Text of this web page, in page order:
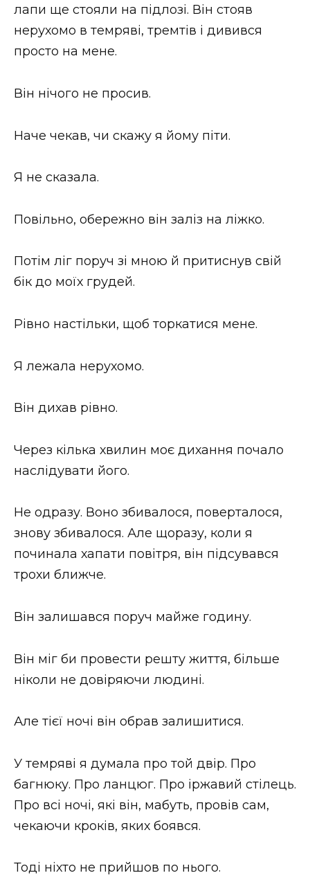
лапи ще стояли на підлозі. Він стояв
нерухомо в темряві, тремтів і дивився
просто на мене.
Він нічого не просив.
Наче чекав, чи скажу я йому піти.
Я не сказала.
Повільно, обережно він заліз на ліжко.
Потім ліг поруч зі мною й притиснув свій
бік до моїх грудей.
Рівно настільки, щоб торкатися мене.
Я лежала нерухомо.
Він дихав рівно.
Через кілька хвилин моє дихання почало
наслідувати його.
Не одразу. Воно збивалося, поверталося,
знову збивалося. Але щоразу, коли я
починала хапати повітря, він підсувався
трохи ближче.
Він залишався поруч майже годину.
Він міг би провести решту життя, більше
ніколи не довіряючи людині.
Але тієї ночі він обрав залишитися.
У темряві я думала про той двір. Про
багнюку. Про ланцюг. Про іржавий стілець.
Про всі ночі, які він, мабуть, провів сам,
чекаючи кроків, яких боявся.
Тоді ніхто не прийшов по нього.